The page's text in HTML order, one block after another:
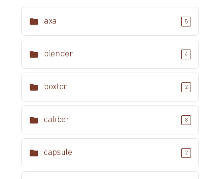
axa 5
blender 4
boxter 2
caliber 8
capsule 2